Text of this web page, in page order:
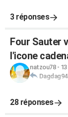
3 réponses
Four Sauter
l'icone
natzou78-
Dagdag94
28 réponses